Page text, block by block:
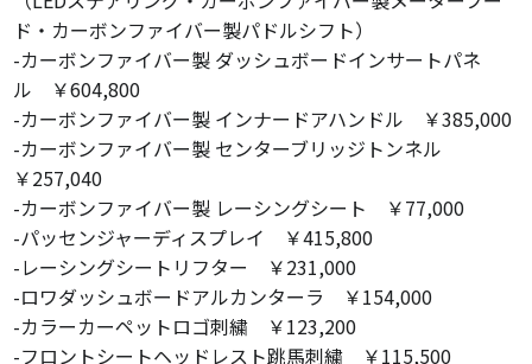
ド・カーボンファイバー製パドルシフト）
-カーボンファイバー製 ダッシュボードインサートパネ
ル ￥604,800
-カーボンファイバー製 インナードアハンドル ￥385,000
-カーボンファイバー製 センターブリッジトンネル
￥257,040
-カーボンファイバー製 レーシングシート ￥77,000
-パッセンジャーディスプレイ ￥415,800
-レーシングシートリフター ￥231,000
-ロワダッシュボードアルカンターラ ￥154,000
-カラーカーペットロゴ刺繍 ￥123,200
-フロントシートヘッドレスト跳馬刺繍 ￥115,500